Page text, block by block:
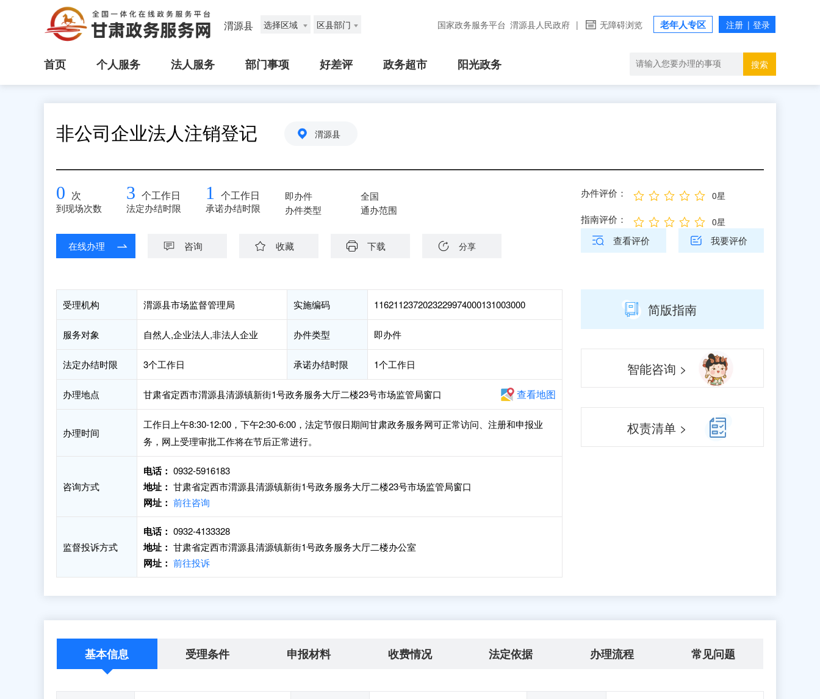
渭源县 选择区域 区县部门 国家政务服务平台 渭源县人民政府 | 无障碍浏览 老年人专区
首页 个人服务 法人服务 部门事项 好差评 政务超市 阳光政务 搜索
非公司企业法人注销登记 渭源县
0 次
到现场次数
3 个工作日
法定办结时限
1 个工作日
承诺办结时限
即办件
办件类型
全国
通办范围
在线办理 咨询 收藏 下载 分享
办件评价： 0星
指南评价： 0星
查看评价 我要评价
受理机构 渭源县市场监督管理局 实施编码 1162112372023229974000131003000
服务对象 自然人,企业法人,非法人企业 办件类型 即办件
法定办结时限 3个工作日 承诺办结时限 1个工作日
办理地点 甘肃省定西市渭源县清源镇新街1号政务服务大厅二楼23号市场监管局窗口 查看地图
办理时间
工作日上午8:30-12:00，下午2:30-6:00，法定节假日期间甘肃政务服务网可正常访问、注册和申报业
务，网上受理审批工作将在节后正常进行。
咨询方式
电话： 0932-5916183
地址： 甘肃省定西市渭源县清源镇新街1号政务服务大厅二楼23号市场监管局窗口
网址： 前往咨询
监督投诉方式
电话： 0932-4133328
地址： 甘肃省定西市渭源县清源镇新街1号政务服务大厅二楼办公室
网址： 前往投诉
简版指南
智能咨询 >
权责清单 >
基本信息 受理条件 申报材料 收费情况 法定依据 办理流程 常见问题